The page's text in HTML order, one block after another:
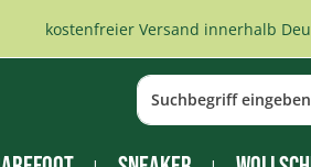
kostenfreier Versand innerhalb